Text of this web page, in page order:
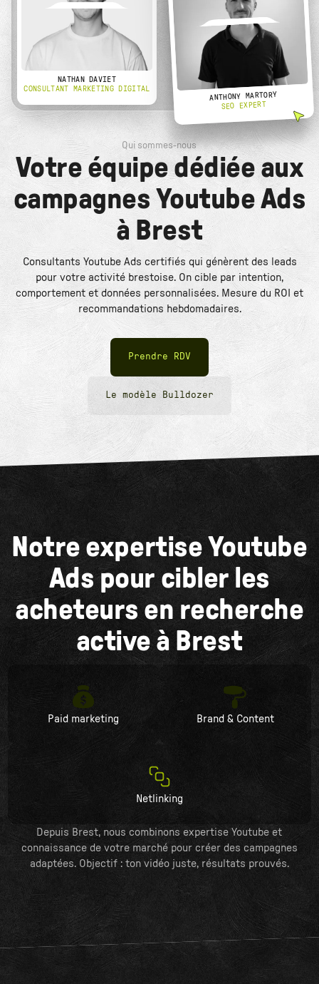
NATHAN DAVIET
CONSULTANT MARKETING DIGITAL
ANTHONY MARTORY
SEO EXPERT
Qui sommes-nous
Votre équipe dédiée aux
campagnes Youtube Ads
à Brest
Consultants Youtube Ads certifiés qui génèrent des leads
pour votre activité brestoise. On cible par intention,
comportement et données personnalisées. Mesure du ROI et
recommandations hebdomadaires.
Prendre RDV
Le modèle Bulldozer
Notre expertise Youtube
Ads pour cibler les
acheteurs en recherche
active à Brest
Paid marketing Brand & Content
Netlinking
Depuis Brest, nous combinons expertise Youtube et
connaissance de votre marché pour créer des campagnes
adaptées. Objectif : ton vidéo juste, résultats prouvés.